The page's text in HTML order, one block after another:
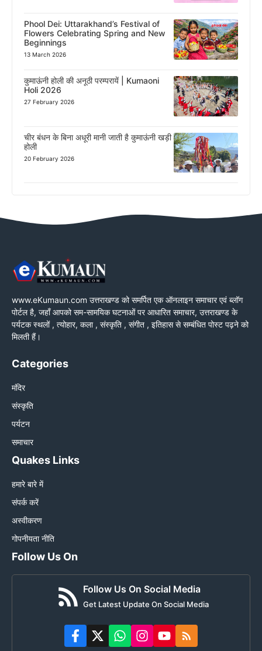
Phool Dei: Uttarakhand’s Festival of
Flowers Celebrating Spring and New
Beginnings
13 March 2026
कुमाऊंनी होली की अनूठी परम्परायें | Kumaoni
Holi 2026
27 February 2026
चीर बंधन के बिना अधूरी मानी जाती है कुमाऊंनी खड़ी
होली
20 February 2026
www.eKumaun.com उत्तराखण्ड को समर्पित एक ऑनलाइन समाचार एवं ब्लॉग
पोर्टल है, जहाँ आपको सम-सामयिक घटनाओं पर आधारित समाचार, उत्तराखण्ड के
पर्यटक स्थलों , त्योहार, कला , संस्कृति , संगीत , इतिहास से सम्बंधित पोस्ट पढ़ने को
मिलती हैं।
Categories
मंदिर
संस्कृति
पर्यटन
समाचार
Quakes Links
हमारे बारे में
संपर्क करें
अस्वीकरण
गोपनीयता नीति
Follow Us On
Follow Us On Social Media
Get Latest Update On Social Media